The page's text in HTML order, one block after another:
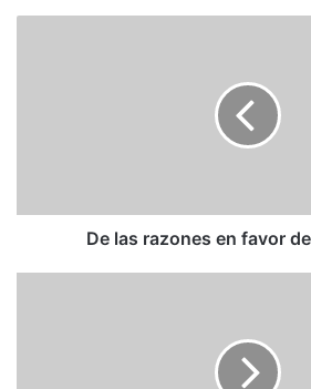
De las razones en favor